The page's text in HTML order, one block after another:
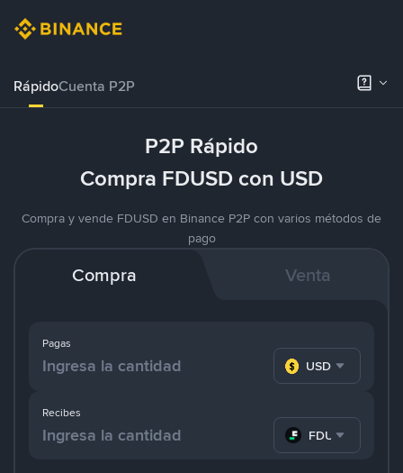
RápidoCuenta P2P
P2P Rápido
Compra FDUSD con USD
Compra y vende FDUSD en Binance P2P con varios métodos de
pago
Compra Venta
Pagas
USD
Recibes
FDUSD